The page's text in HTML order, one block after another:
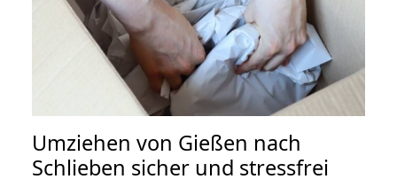
Umziehen von Gießen nach
Schlieben sicher und stressfrei